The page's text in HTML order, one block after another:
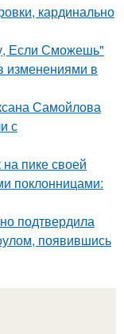
кардинально
Если Сможешь"
изменениями в
Самойлова
с
пике своей
поклонницами:
подтвердила
появившись